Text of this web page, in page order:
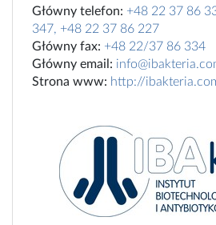
Główny telefon: +48 22 37 86
347, +48 22 37 86 227
Główny fax: +48 22/37 86 334
Główny email:
Strona www: http://